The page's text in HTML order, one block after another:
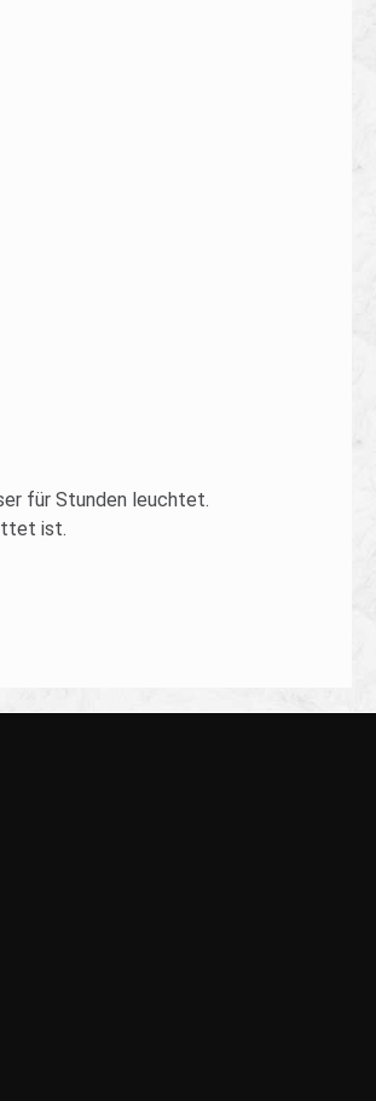
für Stunden leuchtet.
ist.